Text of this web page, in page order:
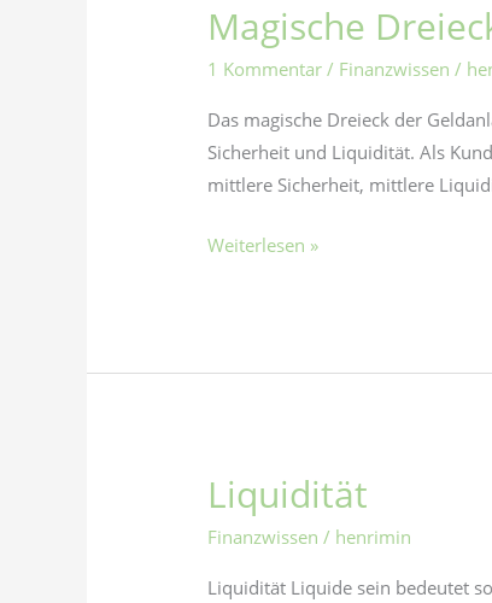
Magische
1 Kommentar / Finanzwissen /
Das magische Dreieck der
Sicherheit und Liquidität. Als
mittlere Sicherheit, mittlere
Magische
Dreieck
der
Geldanlage
Weiterlesen »
Liquidität
Finanzwissen / henrimin
Liquidität Liquide sein bedeutet
Liquidität